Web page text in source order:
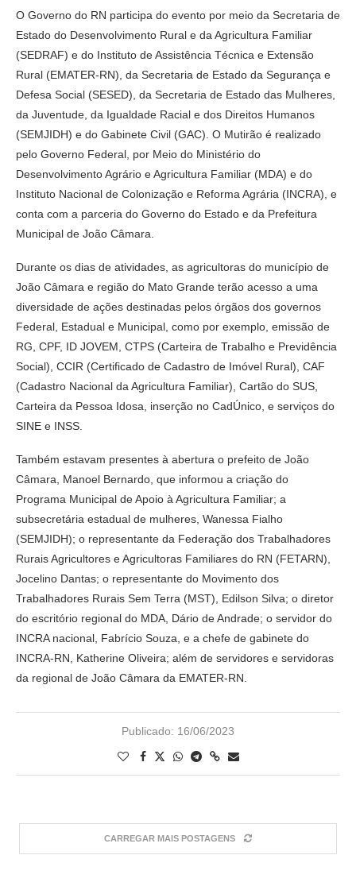
O Governo do RN participa do evento por meio da Secretaria de
Estado do Desenvolvimento Rural e da Agricultura Familiar
(SEDRAF) e do Instituto de Assistência Técnica e Extensão
Rural (EMATER-RN), da Secretaria de Estado da Segurança e
Defesa Social (SESED), da Secretaria de Estado das Mulheres,
da Juventude, da Igualdade Racial e dos Direitos Humanos
(SEMJIDH) e do Gabinete Civil (GAC). O Mutirão é realizado
pelo Governo Federal, por Meio do Ministério do
Desenvolvimento Agrário e Agricultura Familiar (MDA) e do
Instituto Nacional de Colonização e Reforma Agrária (INCRA), e
conta com a parceria do Governo do Estado e da Prefeitura
Municipal de João Câmara.
Durante os dias de atividades, as agricultoras do município de
João Câmara e região do Mato Grande terão acesso a uma
diversidade de ações destinadas pelos órgãos dos governos
Federal, Estadual e Municipal, como por exemplo, emissão de
RG, CPF, ID JOVEM, CTPS (Carteira de Trabalho e Previdência
Social), CCIR (Certificado de Cadastro de Imóvel Rural), CAF
(Cadastro Nacional da Agricultura Familiar), Cartão do SUS,
Carteira da Pessoa Idosa, inserção no CadÚnico, e serviços do
SINE e INSS.
Também estavam presentes à abertura o prefeito de João
Câmara, Manoel Bernardo, que informou a criação do
Programa Municipal de Apoio à Agricultura Familiar; a
subsecretária estadual de mulheres, Wanessa Fialho
(SEMJIDH); o representante da Federação dos Trabalhadores
Rurais Agricultores e Agricultoras Familiares do RN (FETARN),
Jocelino Dantas; o representante do Movimento dos
Trabalhadores Rurais Sem Terra (MST), Edilson Silva; o diretor
do escritório regional do MDA, Dário de Andrade; o servidor do
INCRA nacional, Fabrício Souza, e a chefe de gabinete do
INCRA-RN, Katherine Oliveira; além de servidores e servidoras
da regional de João Câmara da EMATER-RN.
Publicado: 16/06/2023
CARREGAR MAIS POSTAGENS